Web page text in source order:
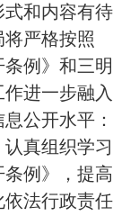
和内容有待
严格按照
条例》和三明
进一步融入
公开水平：
真组织学习
条例》，提高
法行政责任